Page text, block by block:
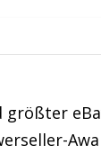
größter